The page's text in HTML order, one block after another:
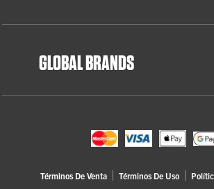
GLOBAL BRANDS
Términos De Venta Términos De Uso